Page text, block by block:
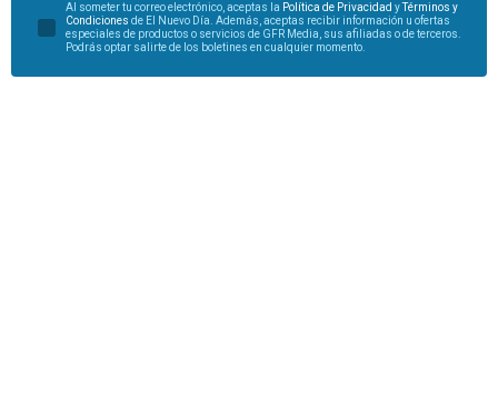
Al someter tu correo electrónico, aceptas la Política de Privacidad yTérminos y
Condiciones de El Nuevo Día. Además, aceptas recibir información u ofertas
especiales de productos o servicios de GFR Media, sus afiliadas o de terceros.
Podrás optar salirte de los boletines en cualquier momento.